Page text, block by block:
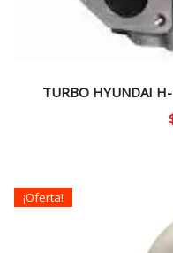
TURBO HYUNDAI
¡Oferta!